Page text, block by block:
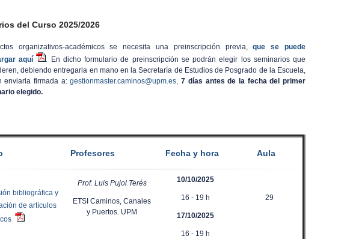
del Curso 2025/2026
organizativos-académicos se necesita una preinscripción previa,que se puede
aquí
. En dicho formulario de preinscripción se podrán elegir los seminarios que
debiendo entregarla en mano en la Secretaría de Estudios de Posgrado de la Escuela,
enviarla firmada a:gestionmaster.caminos@upm.es, 7 días antes de la fecha del primer
elegido.
Profesores Fecha y hora Aula
bibliográfica y
de artículos
Prof. Luis Pujol Terés
ETSI Caminos, Canales
y Puertos. UPM
10/10/2025
16 - 19 h
17/10/2025
16 - 19 h
29